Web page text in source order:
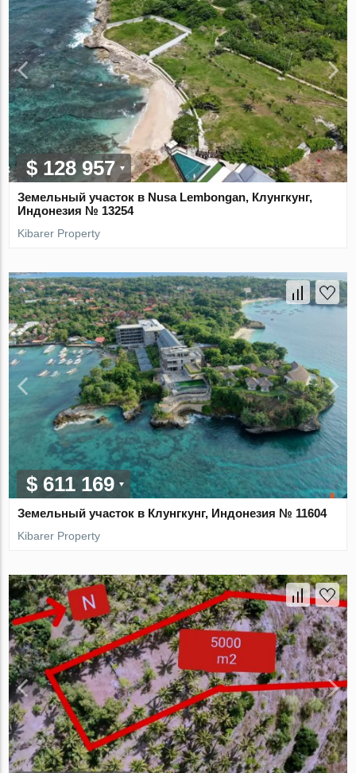
$ 128 957
Земельный участок в Nusa Lembongan, Клунгкунг,
Индонезия № 13254
Kibarer Property
$ 611 169
Земельный участок в Клунгкунг, Индонезия № 11604
Kibarer Property